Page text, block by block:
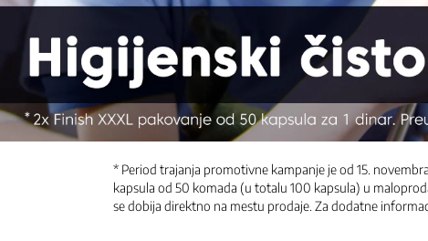
* Period trajanja promotivne kampanje je od 15.
kapsula od 50 komada (u totalu 100 kapsula) u
se dobija direktno na mestu prodaje. Za dodatne